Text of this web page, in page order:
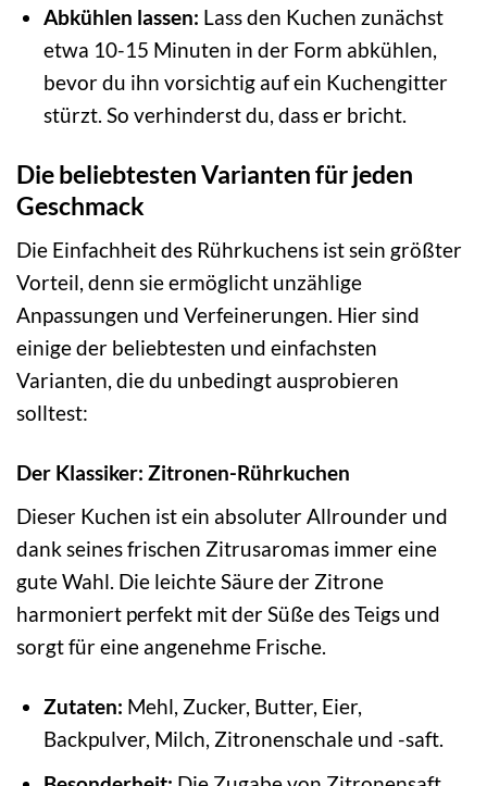
Abkühlen lassen: Lass den Kuchen zunächst
etwa 10-15 Minuten in der Form abkühlen,
bevor du ihn vorsichtig auf ein Kuchengitter
stürzt. So verhinderst du, dass er bricht.
Die beliebtesten Varianten für jeden
Geschmack
Die Einfachheit des Rührkuchens ist sein größter
Vorteil, denn sie ermöglicht unzählige
Anpassungen und Verfeinerungen. Hier sind
einige der beliebtesten und einfachsten
Varianten, die du unbedingt ausprobieren
solltest:
Der Klassiker: Zitronen-Rührkuchen
Dieser Kuchen ist ein absoluter Allrounder und
dank seines frischen Zitrusaromas immer eine
gute Wahl. Die leichte Säure der Zitrone
harmoniert perfekt mit der Süße des Teigs und
sorgt für eine angenehme Frische.
Zutaten: Mehl, Zucker, Butter, Eier,
Backpulver, Milch, Zitronenschale und -saft.